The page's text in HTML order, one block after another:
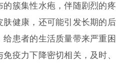
簇集性水疱，伴随剧烈的疼
健康，还可能引发长期的后
患者的生活质量带来严重困
疫力下降密切相关，及时、